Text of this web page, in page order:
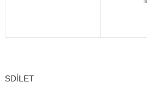
SDÍLET